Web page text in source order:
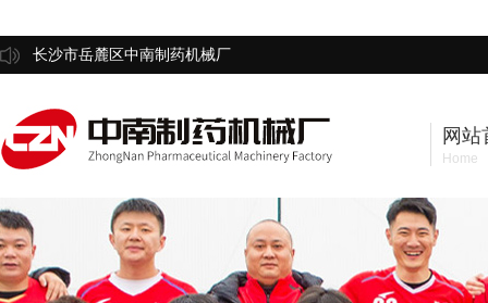
长沙市岳麓区中南制药机械厂
网站
Home